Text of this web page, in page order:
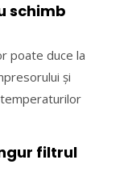
schimb
poate duce la
și
filtrul